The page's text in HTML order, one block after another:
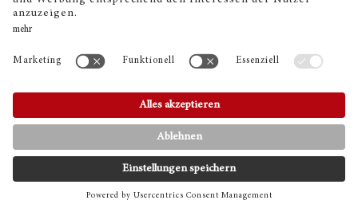
KONTAKT TELEFON
Cookie Zustimmung